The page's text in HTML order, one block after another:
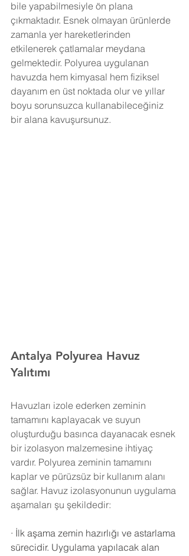
bile yapabilmesiyle ön plana
çıkmaktadır. Esnek olmayan ürünlerde
zamanla yer hareketlerinden
etkilenerek çatlamalar meydana
gelmektedir. Polyurea uygulanan
havuzda hem kimyasal hem fiziksel
dayanım en üst noktada olur ve yıllar
boyu sorunsuzca kullanabileceğiniz
bir alana kavuşursunuz.
Antalya Polyurea Havuz
Yalıtımı
Havuzları izole ederken zeminin
tamamını kaplayacak ve suyun
oluşturduğu basınca dayanacak esnek
bir izolasyon malzemesine ihtiyaç
vardır. Polyurea zeminin tamamını
kaplar ve pürüzsüz bir kullanım alanı
sağlar. Havuz izolasyonunun uygulama
aşamaları şu şekildedir:
· İlk aşama zemin hazırlığı ve astarlama
sürecidir. Uygulama yapılacak alan